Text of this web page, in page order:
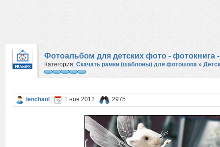
Фотоальбом для детских фото -
Категория: Скачать рамки (шаблоны) для фотошопа »
lenchaol 1 ноя 2012 2975